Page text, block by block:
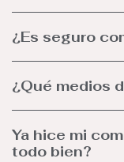
¿Es seguro
¿Qué medios
Ya hice mi
todo bien?